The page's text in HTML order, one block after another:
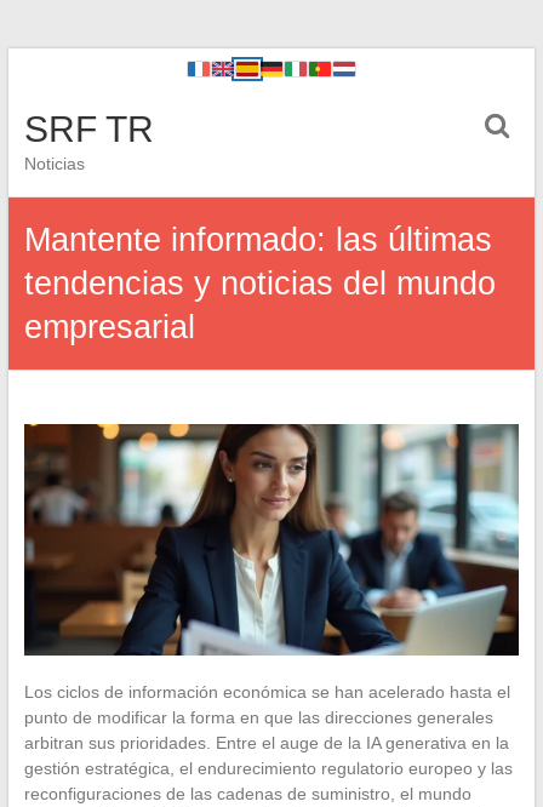
SRF TR
Noticias
Mantente informado: las últimas
tendencias y noticias del mundo
empresarial
Los ciclos de información económica se han acelerado hasta el
punto de modificar la forma en que las direcciones generales
arbitran sus prioridades. Entre el auge de la IA generativa en la
gestión estratégica, el endurecimiento regulatorio europeo y las
reconfiguraciones de las cadenas de suministro, el mundo